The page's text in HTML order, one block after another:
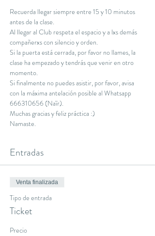
Recuerda llegar siempre entre 15 y 10 minutos
antes de la clase.
Al llegar al Club respeta el espacio y a lxs demás
compañerxs con silencio y orden.
Si la puerta está cerrada, por favor no llames, la
clase ha empezado y tendrás que venir en otro
momento.
Si finalmente no puedes asistir, por favor, avisa
con la máxima antelación posible al Whatsapp
666310656 (Naïr).
Muchas gracias y feliz práctica :)
Namaste.
Entradas
Venta finalizada
Tipo de entrada
Ticket
Precio